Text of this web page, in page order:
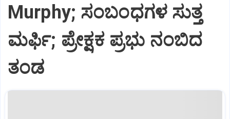
Murphy; ಸಂಬಂಧಗಳ ಸುತ್ತ
ಮರ್ಫಿ; ಪ್ರೇಕ್ಷಕ ಪ್ರಭು ನಂಬಿದ
ತಂಡ